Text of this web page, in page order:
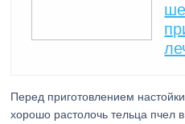
Перед приготовлением
хорошо растолочь тельца пчел в